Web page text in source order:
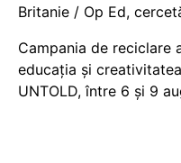
Britanie / Op Ed,
Campania de reciclare
educația și
UNTOLD, între 6 și 9